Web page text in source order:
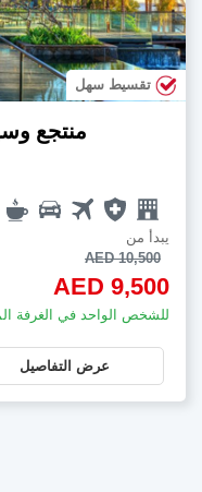
تقسيط سهل
منتجع
يبدأ من
AED 10,500
AED 9,500
للشخص الواحد في الغرفة
عرض التفاصيل